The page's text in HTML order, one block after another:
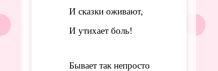
И сказки оживают,
И утихает боль!
Бывает так непросто